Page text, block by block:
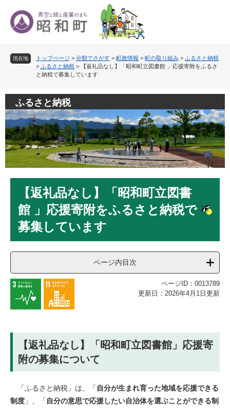
文
現在地 トップページ > 分類でさがす > 町政情報 > 町の取り組み > ふるさと納税
> ふるさと納税 >
【返礼品なし】「昭和町立図書館 」応援寄附をふるさ
と納税で募集しています
ふるさと納税
【返礼品なし】「昭和町立図書
館 」応援寄附をふるさと納税で
募集しています
ページ内目次
ページID：0013789
更新日：2026年4月1日更新
【返礼品なし】「昭和町立図書館」応援寄
附の募集について
「ふるさと納税」は、「 自分が生まれ育った地域を応援できる
制度 」、「 自分の意思で応援したい自治体を選ぶことができる制